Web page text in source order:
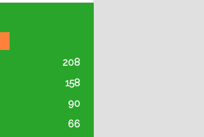
208
158
90
66